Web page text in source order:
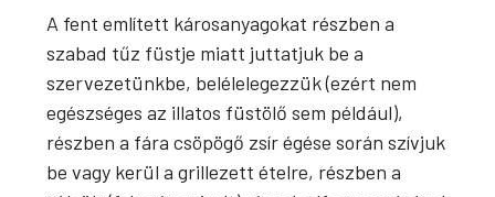
A fent említett károsanyagokat részben a
szabad tűz füstje miatt juttatjuk be a
szervezetünkbe, belélelegezzük (ezért nem
egészséges az illatos füstölő sem például),
részben a fára csöpögő zsír égése során szívjuk
be vagy kerül a grillezett ételre, részben a